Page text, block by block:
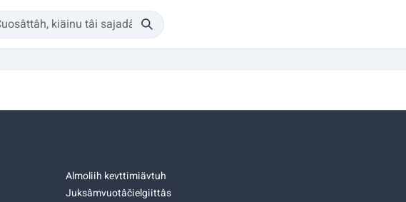
Almoliih kevttimiävtuh
Juksâmvuotâčielgiittâs